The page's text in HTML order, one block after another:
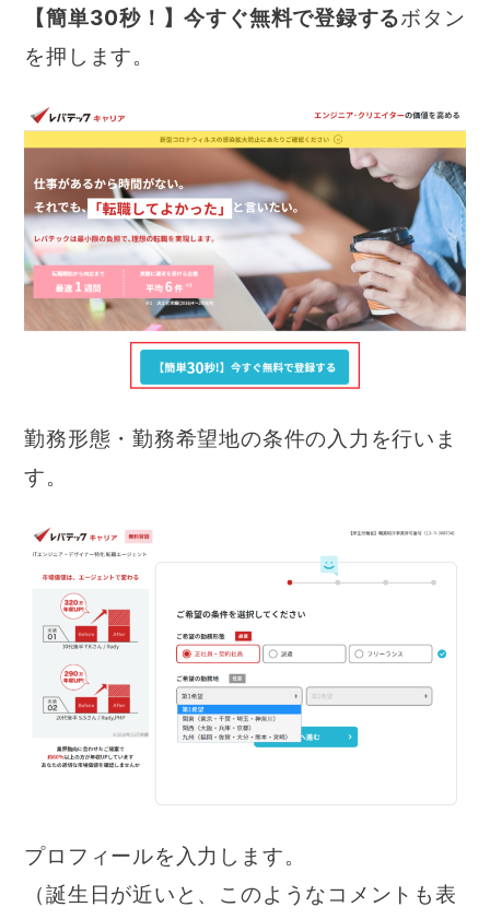
【簡単30秒！】今すぐ無料で登録するボタン
を押します。
勤務形態・勤務希望地の条件の入力を行いま
す。
プロフィールを入力します。
（誕生日が近いと、このようなコメントも表